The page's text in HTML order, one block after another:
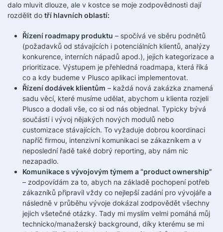
dalo mluvit dlouze, ale v kostce se moje zodpovědnosti dají
rozdělit do tří hlavních oblastí:
Řízení roadmapy produktu – spočívá ve sběru podnětů
(požadavků od stávajících i potenciálních klientů, analýzy
konkurence, interních nápadů apod.), jejich kategorizace a
prioritizace. Výstupem je přehledná roadmapa, která říká
co a kdy budeme v Plusco aplikaci implementovat.
Řízení dodávek klientům – každá nová zakázka znamená
sadu věcí, které musíme udělat, abychom u klienta rozjeli
Plusco a dodali vše, co si od nás objednal. Typicky bývá
součástí i vývoj nějakých nových modulů nebo
customizace stávajících. To vyžaduje dobrou koordinaci
napříč firmou, intenzivní komunikaci se zákazníkem a v
neposlední řadě také dobrý reporting, aby nám nic
nezapadlo.
Komunikace s vývojovým týmem a “product ownership”
– zodpovídám za to, abych na základě pochopení potřeb
zákazníků připravil vždy co nejlepší zadání pro vývojáře a
následně v průběhu vývoje dokázal zodpovědět všechny
jejich všetečné otázky. Tady mi myslím velmi pomáhá můj
technicko/manažerský background, díky kterému se mi